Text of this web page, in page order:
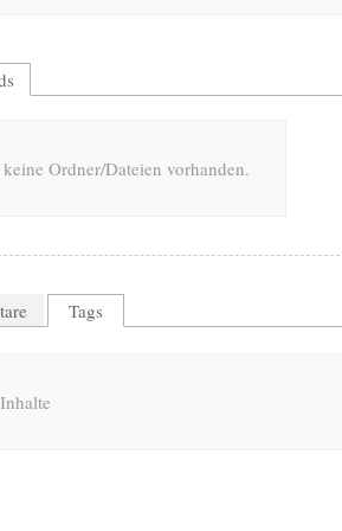
Ordner/Dateien vorhanden.
Tags